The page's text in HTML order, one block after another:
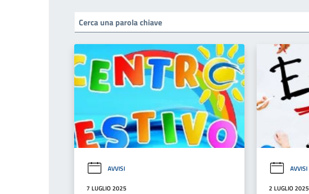
AVVISI
7 LUGLIO 2025
AVVISI
2 LUGLIO 2025